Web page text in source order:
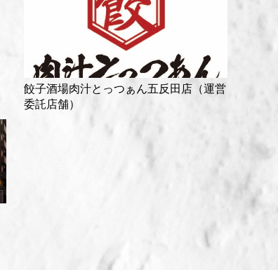
餃子酒場肉汁とっつぁん五反田店（運営
委託店舗）